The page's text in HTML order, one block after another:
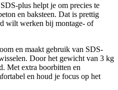
plus helpt je om precies te
en baksteen. Dat is prettig
wilt werken bij montage- of
en maakt gebruik van SDS-
Door het gewicht van 3 kg
Met extra boorbitten en
en houd je focus op het